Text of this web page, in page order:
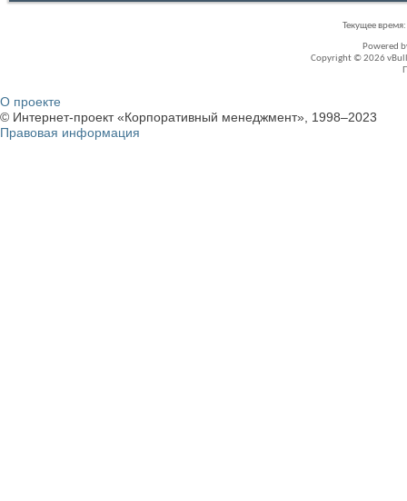
Текущее время:
Powered
Copyright © 2026
О проекте
© Интернет-проект «Корпоративный менеджмент», 1998–2023
Правовая информация